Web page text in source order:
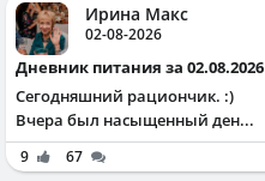
Ирина Макс
02-08-2026
Дневник питания за 02.08.2026
Сегодняшний рациончик. :)
Вчера был насыщенный ден...
9 67